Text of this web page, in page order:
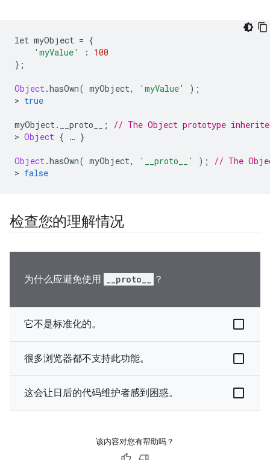
let myObject = {
'myValue'
:
100
};
Object.hasOwn( myObject, 'myValue'
);
> true
myObject. __proto__ ;
// The Object prototype
> Object { … }
Object.hasOwn( myObject, '__proto__' );
// The
> false
检查您的理解情况
为什么应避免使用 __proto__ ？
它不是标准化的。
很多浏览器都不支持此功能。
这会让日后的代码维护者感到困惑。
该内容对您有帮助吗？